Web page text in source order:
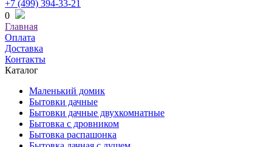
+7 (499) 394-33-21
0
Главная
Оплата
Доставка
Контакты
Каталог
Маленький домик
Бытовки дачные
Бытовки дачные двухкомнатные
Бытовка с дровником
Бытовка распашонка